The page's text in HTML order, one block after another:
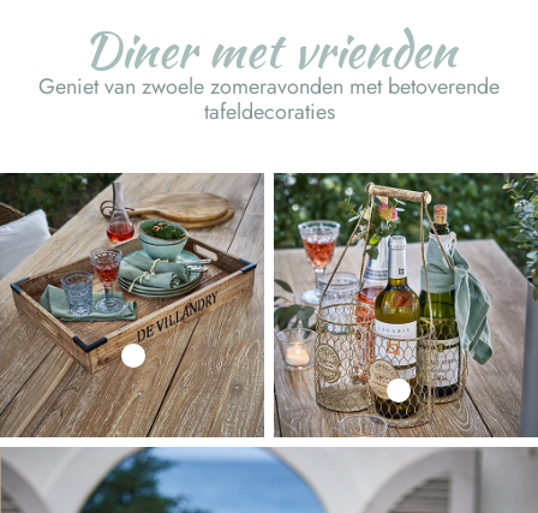
Diner met vrienden
Geniet van zwoele zomeravonden met betoverende
tafeldecoraties